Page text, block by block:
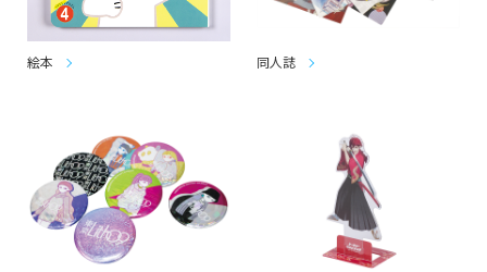
絵本 同人誌